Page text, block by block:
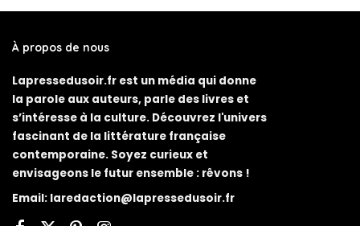
À propos de nous
Lapressedusoir.fr est un média qui donne
la parole aux auteurs, parle des livres et
s’intéresse à la culture. Découvrez l'univers
fascinant de la littérature française
contemporaine. Soyez curieux et
envisageons le futur ensemble : rêvons !
Email: laredaction@lapressedusoir.fr